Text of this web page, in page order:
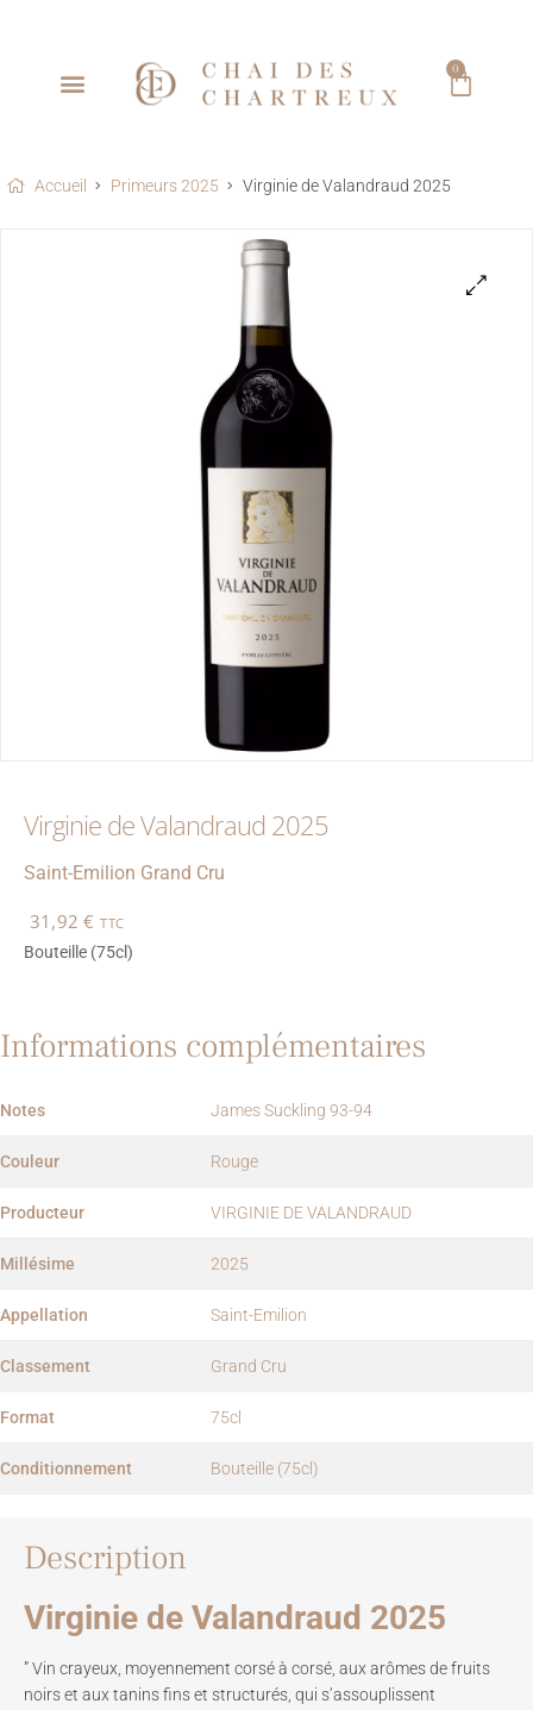
0
Accueil Primeurs 2025 Virginie de Valandraud 2025
Virginie de Valandraud 2025
Saint-Emilion Grand Cru
31,92€ TTC
Bouteille (75cl)
Description
Virginie de Valandraud 2025
” Vin crayeux, moyennement corsé à corsé, aux arômes de fruits
noirs et aux tanins fins et structurés, qui s’assouplissent
Informations complémentaires
Notes James Suckling 93-94
Couleur Rouge
Producteur VIRGINIE DE VALANDRAUD
Millésime 2025
Appellation Saint-Emilion
Classement Grand Cru
Format 75cl
Conditionnement Bouteille (75cl)